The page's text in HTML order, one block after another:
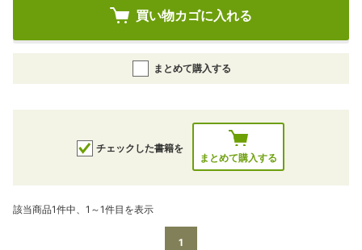
買い物カゴに入れる
まとめて購入する
チェックした書籍を
まとめて購入する
該当商品1件中、1～1件目を表示
1